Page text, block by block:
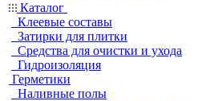
Каталог
Клеевые составы
Затирки для плитки
Средства для очистки и ухода
Гидроизоляция
Герметики
Наливные полы